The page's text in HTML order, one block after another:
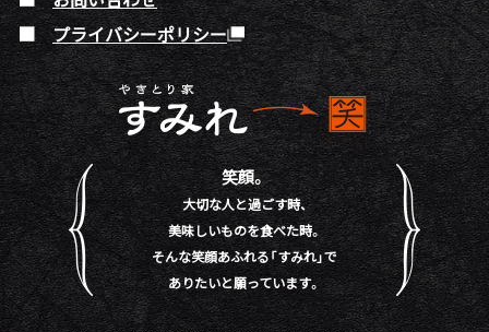
プライバシーポリシー
笑顔。
大切な人と過ごす時、
美味しいものを食べた時。
そんな笑顔あふれる「すみれ」で
ありたいと願っています。